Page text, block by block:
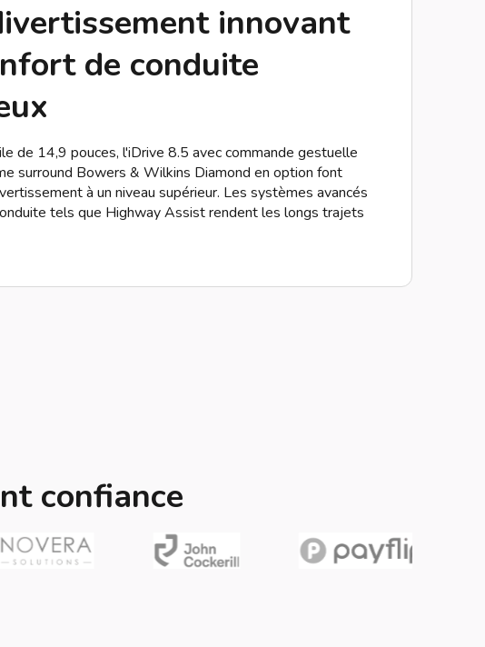
innovant
de conduite
de 14,9 pouces, l'iDrive 8.5 avec commande gestuelle
surround Bowers & Wilkins Diamond en option font
à un niveau supérieur. Les systèmes avancés
tels que Highway Assist rendent les longs trajets
confiance